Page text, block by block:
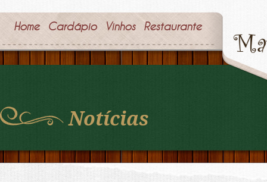
Home Cardápio Vinhos Restaurante
Notícias